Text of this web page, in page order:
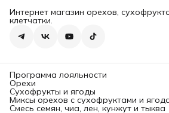
Интернет магазин орехов,
клетчатки.
Программа лояльности
Орехи
Сухофрукты и ягоды
Миксы орехов с сухофруктами и
Смесь семян, чиа, лен, кунжут и тыква